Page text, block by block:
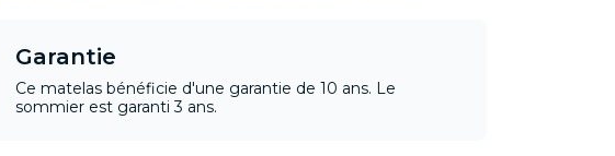
Garantie
Ce matelas bénéficie d'une garantie de 10 ans. Le
sommier est garanti 3 ans.